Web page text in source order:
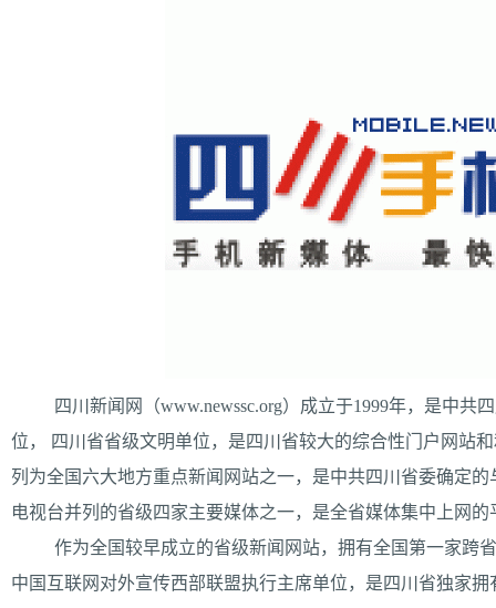
四川新闻网（www.newssc.org）成立于1999年，是中共
位， 四川省省级文明单位，是四川省较大的综合性门户网站
列为全国六大地方重点新闻网站之一，是中共四川省委确定
电视台并列的省级四家主要媒体之一，是全省媒体集中上网的
作为全国较早成立的省级新闻网站，拥有全国第一家
中国互联网对外宣传西部联盟执行主席单位，是四川省独家拥